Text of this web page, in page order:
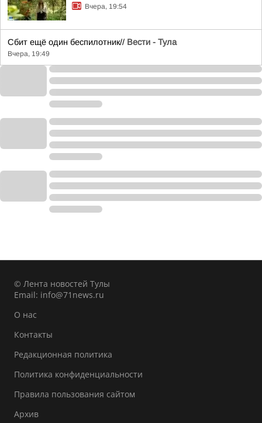
Вчера, 19:54
Сбит ещё один беспилотник// Вести - Тула
Вчера, 19:49
© Лента новостей Тулы
Email: info@71news.ru
О нас
Контакты
Редакционная политика
Политика конфиденциальности
Правила пользования сайтом
Архив